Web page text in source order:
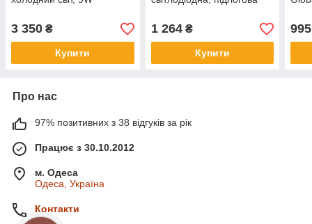
3 350 ₴
Купити
1 264₴
Купити
995
Про нас
97% позитивних з 38 відгуків за рік
Працює з 30.10.2012
м. Одеса
Одеса, Україна
Контакти